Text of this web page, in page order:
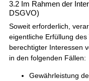
3.2 Im Rahmen der
DSGVO)
Soweit erforderlich,
eigentliche Erfüllung
berechtigter Interessen
in den folgenden Fällen:
Gewährleistung